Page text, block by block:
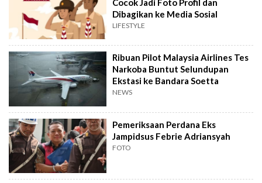
Cocok Jadi Foto Profil dan
Dibagikan ke Media Sosial
LIFESTYLE
Ribuan Pilot Malaysia Airlines Tes
Narkoba Buntut Selundupan
Ekstasi ke Bandara Soetta
NEWS
Pemeriksaan Perdana Eks
Jampidsus Febrie Adriansyah
FOTO